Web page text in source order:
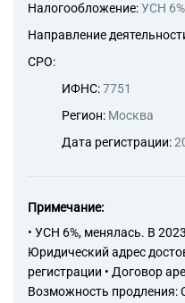
Налогообложение:УСН 6%
Направление
СРО:
ИФНС:7751
Регион: Москва
Дата регистрации:
Примечание:
• УСН 6%, менялась. В
Юридический адрес
регистрации • Договор
Возможность продления: